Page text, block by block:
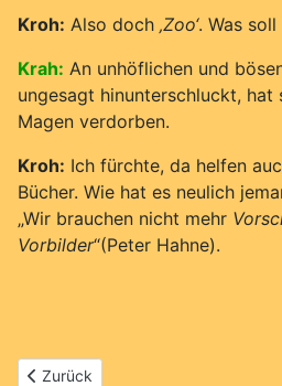
Kroh: Also doch ‚Zoo‘. Was
Krah: An unhöflichen und
ungesagt hinunterschluckt, hat
Magen verdorben.
Kroh: Ich fürchte, da helfen
Bücher. Wie hat es neulich
„Wir brauchen nicht mehr
Vorbilder“(Peter Hahne).
Vorheriger Beitrag: Kinderwünsche
Zurück